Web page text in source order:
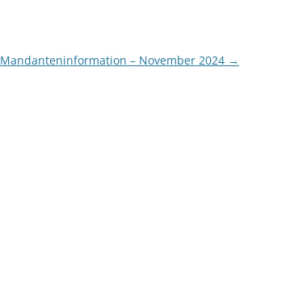
Mandanteninformation – November 2024 →